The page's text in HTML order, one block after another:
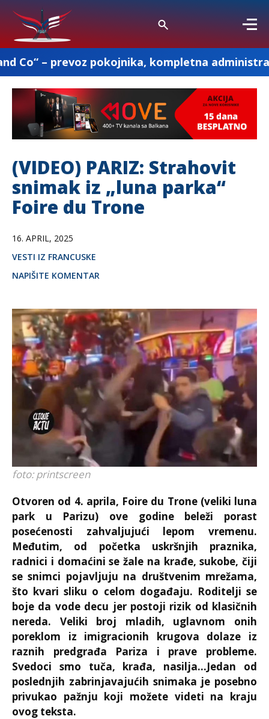
pokojnika, kompletna administracija i ostale
(VIDEO) PARIZ: Strahovit
snimak iz „luna parka“
Foire du Trone
16. APRIL, 2025
VESTI IZ FRANCUSKE
NAPIŠITE KOMENTAR
foto: printscreen
Otvoren od 4. aprila, Foire du Trone (veliki luna
park u Parizu) ove godine beleži porast
posećenosti zahvaljujući lepom vremenu.
Međutim, od početka uskršnjih praznika,
radnici i domaćini se žale na krađe, sukobe, čiji
se snimci pojavljuju na društvenim mrežama,
što kvari sliku o celom događaju. Roditelji se
boje da vode decu jer postoji rizik od klasičnih
nereda. Veliki broj mladih, uglavnom onih
poreklom iz imigracionih krugova dolaze iz
raznih predgrađa Pariza i prave probleme.
Svedoci smo tuča, krađa, nasilja…Jedan od
poslednjih zabrinjavajućih snimaka je posebno
privukao pažnju koji možete videti na kraju
ovog teksta.